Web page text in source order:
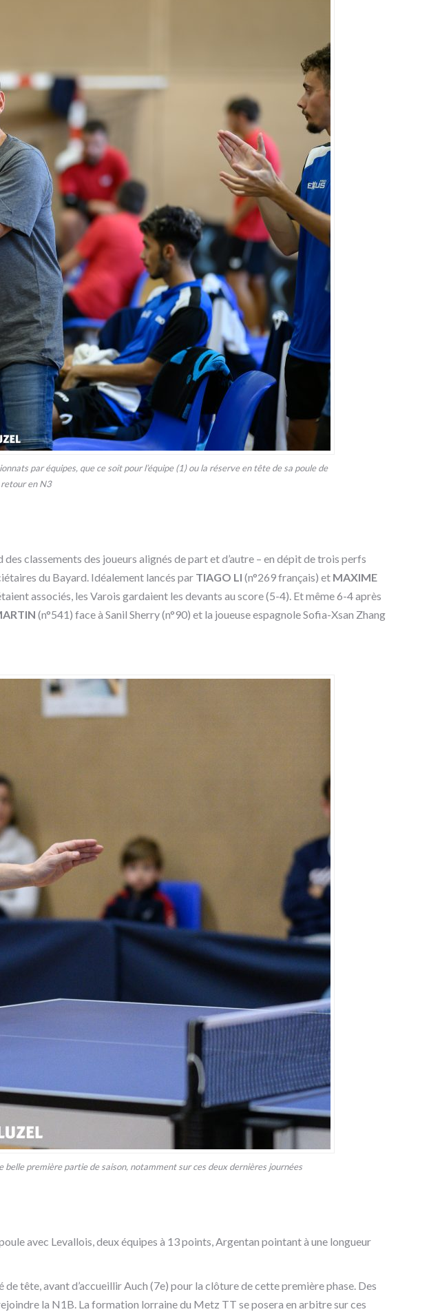
par équipes, que ce soit pour l’équipe (1) ou la réserve en tête de sa poule de
retour en N3
classements des joueurs alignés de part et d’autre – en dépit de trois perfs
du Bayard. Idéalement lancés par TIAGO LI (n°269 français) et MAXIME
associés, les Varois gardaient les devants au score (5-4). Et même 6-4 après
(n°541) face à Sanil Sherry (n°90) et la joueuse espagnole Sofia-Xsan Zhang
première partie de saison, notamment sur ces deux dernières journées
avec Levallois, deux équipes à 13 points, Argentan pointant à une longueur
tête, avant d’accueillir Auch (7e) pour la clôture de cette première phase. Des
la N1B. La formation lorraine du Metz TT se posera en arbitre sur ces